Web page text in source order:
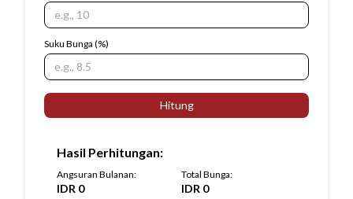
Suku Bunga (%)
Hitung
Hasil Perhitungan:
Angsuran Bulanan:
IDR 0
Total Bunga:
IDR 0